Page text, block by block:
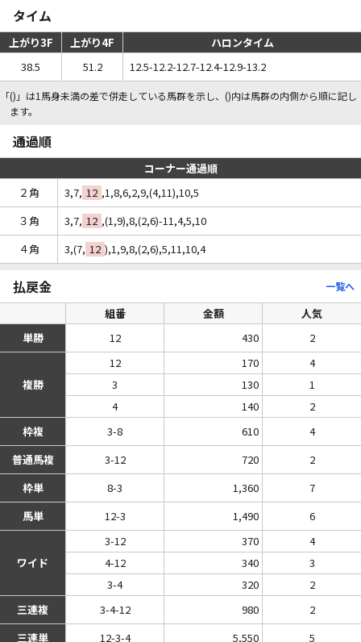
タイム
上がり3F 上がり4F
ハロンタイム
38.5
51.2 12.5-12.2-12.7-12.4-12.9-13.2
「()」は1馬身未満の差で併走している馬群を示し、()内は馬群の内側から順に記し
ます。
通過順
コーナー通過順
２角
3,7, 12 ,1,8,6,2,9,(4,11),10,5
３角
3,7, 12 ,(1,9),8,(2,6)-11,4,5,10
４角
3,(7, 12 ),1,9,8,(2,6),5,11,10,4
払戻金 一覧へ
組番 金額
人気
単勝
12 430 2
複勝
12 170
4
3
130
1
4
140
2
枠複
3-8 610
4
普通馬複
3-12 720
2
枠単
8-3 1,360
7
馬単
12-3 1,490 6
ワイド
3-12 370
4
4-12
340
3
3-4
320
2
三連複
3-4-12 980
2
三連単
12-3-4 5,550 5